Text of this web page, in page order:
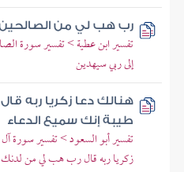
رب هب لي من
تفسير ابن عطية > تفسير سورة
إلى ربي سيهدين
هنالك دعا زكريا ربه
طيبة إنك سميع الدعاء
تفسير أبو السعود > تفسير سورة
زكريا ربه قال رب هب لي من